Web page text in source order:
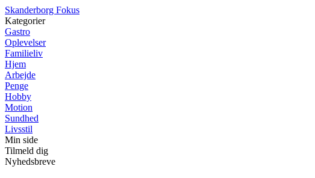
Skanderborg Fokus
Kategorier
Gastro
Oplevelser
Familieliv
Hjem
Arbejde
Penge
Hobby
Motion
Sundhed
Livsstil
Min side
Tilmeld dig
Nyhedsbreve